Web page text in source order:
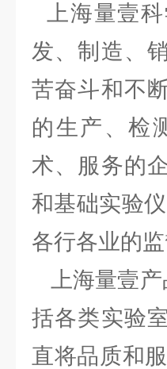
上海量壹
发、制造、
苦奋斗和不
的生产、检
术、服务的
和基础实验
各行各业的监
上海量壹产
括各类实验
直将品质和